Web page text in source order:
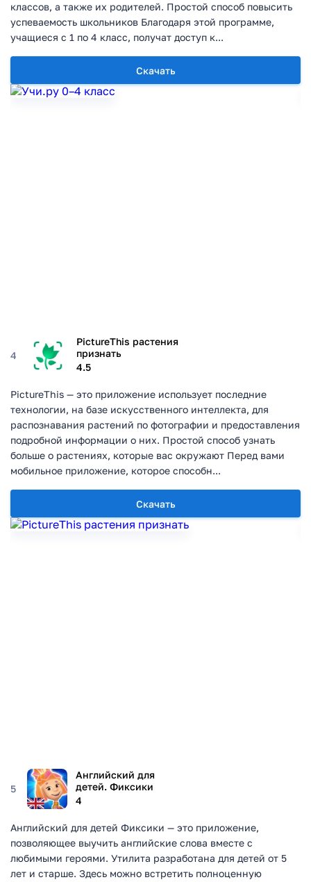
Скачать
классов, а также их родителей. Простой способ повысить
успеваемость школьников Благодаря этой программе,
учащиеся с 1 по 4 класс, получат доступ к...
4
PictureThis растения
признать
4.5
Скачать
PictureThis — это приложение использует последние
технологии, на базе искусственного интеллекта, для
распознавания растений по фотографии и предоставления
подробной информации о них. Простой способ узнать
больше о растениях, которые вас окружают Перед вами
мобильное приложение, которое способн...
5
Английский для
детей. Фиксики
4
Английский для детей Фиксики — это приложение,
позволяющее выучить английские слова вместе с
любимыми героями. Утилита разработана для детей от 5
лет и старше. Здесь можно встретить полноценную